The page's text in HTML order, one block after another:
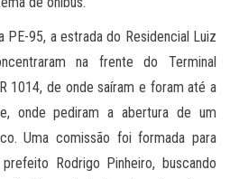
PE-95, a estrada do Residencial Luiz
na frente do Terminal
1014, de onde saíram e foram até a
onde pediram a abertura de um
Uma comissão foi formada para
Rodrigo Pinheiro, buscando